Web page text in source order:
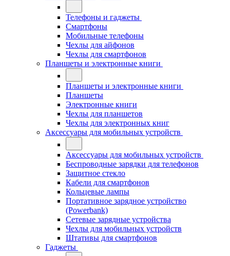
Телефоны и гаджеты
Смартфоны
Мобильные телефоны
Чехлы для айфонов
Чехлы для смартфонов
Планшеты и электронные книги
Планшеты и электронные книги
Планшеты
Электронные книги
Чехлы для планшетов
Чехлы для электронных книг
Аксессуары для мобильных устройств
Аксессуары для мобильных устройств
Беспроводные зарядки для телефонов
Защитное стекло
Кабели для смартфонов
Кольцевые лампы
Портативное зарядное устройство
(Powerbank)
Сетевые зарядные устройства
Чехлы для мобильных устройств
Штативы для смартфонов
Гаджеты